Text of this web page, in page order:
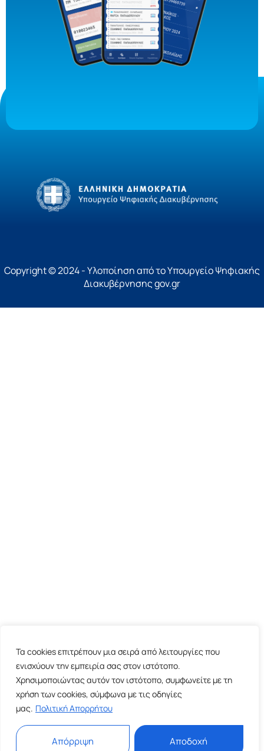
Τα cookies επιτρέπουν μια σειρά από λειτουργίες που
ενισχύουν την εμπειρία σας στον ιστότοπο.
Χρησιμοποιώντας αυτόν τον ιστότοπο, συμφωνείτε με τη
χρήση των cookies, σύμφωνα με τις οδηγίες
μας. Πολιτική Απορρήτου
Απόρριψη Αποδοχή
Copyright © 2024 - Υλοποίηση από το Υπουργείο Ψηφιακής
Διακυβέρνησης gov.gr